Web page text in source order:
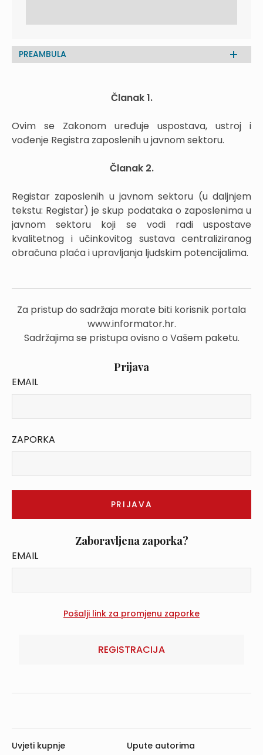
PREAMBULA
Članak 1.
Ovim se Zakonom uređuje uspostava, ustroj i
vođenje Registra zaposlenih u javnom sektoru.
Članak 2.
Registar zaposlenih u javnom sektoru (u daljnjem
tekstu: Registar) je skup podataka o zaposlenima u
javnom sektoru koji se vodi radi uspostave
kvalitetnog i učinkovitog sustava centraliziranog
obračuna plaća i upravljanja ljudskim potencijalima.
Za pristup do sadržaja morate biti korisnik portala
www.informator.hr.
Sadržajima se pristupa ovisno o Vašem paketu.
Prijava
EMAIL
ZAPORKA
Zaboravljena zaporka?
EMAIL
REGISTRACIJA
Uvjeti kupnje Upute autorima